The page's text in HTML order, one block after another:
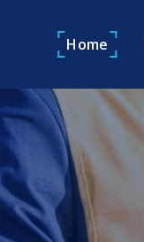
Home